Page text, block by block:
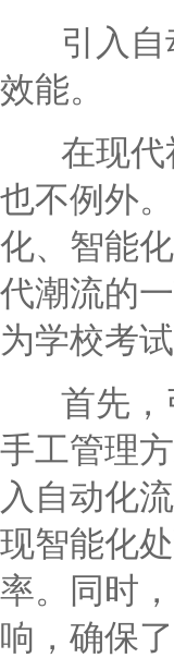
引入自
效能。
在现代
也不例外
化、智能
代潮流的
为学校考
首先，
手工管理
入自动化
现智能化
率。同时
响，确保